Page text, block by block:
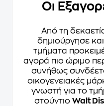
Οι
Από τη
δημιούργησε
τμήματα
αγορά πιο ώριμο
συνήθως
οικογενειακές
γνωστή για το
στούντιο Walt